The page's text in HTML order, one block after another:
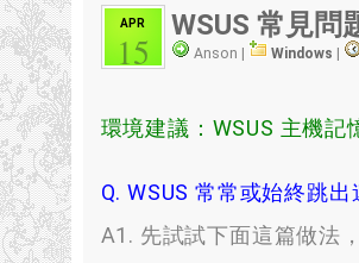
APR
15
WSUS 常見問
Anson | Windows |
環境建議：WSUS 主機記
Q. WSUS 常常或始終跳出
A1 . 先試試下面這篇做法 ，